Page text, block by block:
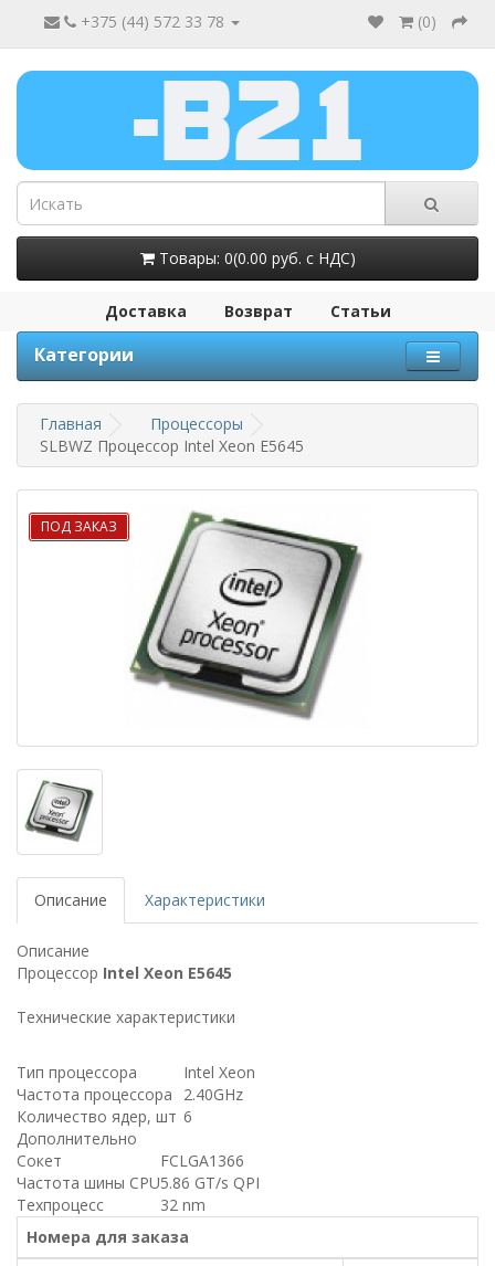
+375 (44) 572 33 78 (0)
Товары: 0(0.00 руб. с НДС)
Доставка Возврат Статьи
Категории
Главная
Процессоры
SLBWZ Процессор Intel Xeon E5645
ПОД ЗАКАЗ
Описание Характеристики
Описание
Процессор Intel Xeon E5645
Технические характеристики
Тип процессора
Intel Xeon
Частота процессора
2.40GHz
Количество ядер, шт 6
Дополнительно
Сокет
FCLGA1366
Частота шины CPU5.86 GT/s QPI
Техпроцесс
32 nm
Номера для заказа